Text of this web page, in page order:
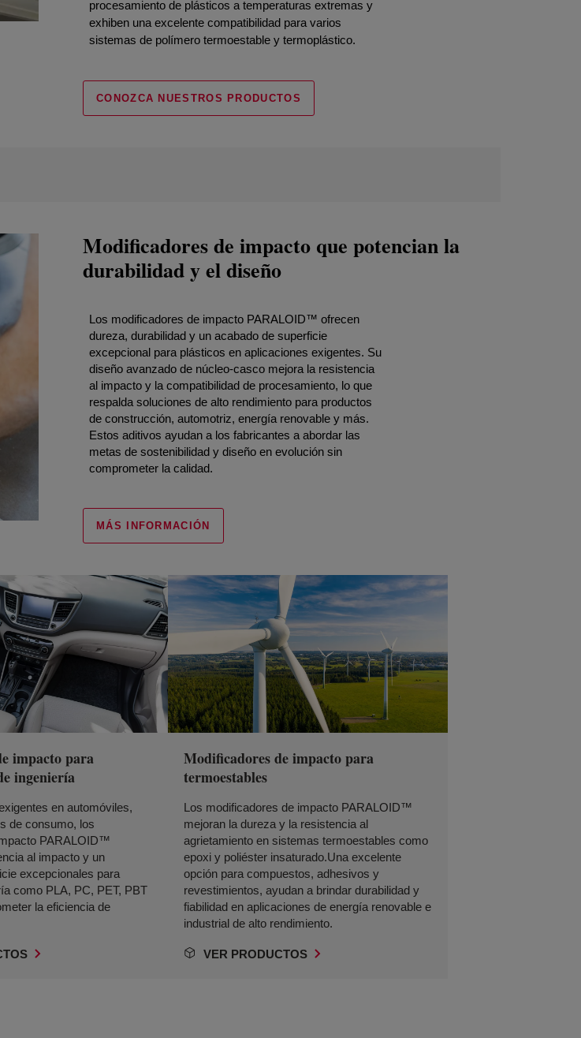
procesamiento de plásticos a temperaturas extremas y
exhiben una excelente compatibilidad para varios
sistemas de polímero termoestable y termoplástico.
CONOZCA NUESTROS PRODUCTOS
Modificadores de impacto que potencian la
durabilidad y el diseño
Los modificadores de impacto PARALOID™ ofrecen
dureza, durabilidad y un acabado de superficie
excepcional para plásticos en aplicaciones exigentes. Su
diseño avanzado de núcleo-casco mejora la resistencia
al impacto y la compatibilidad de procesamiento, lo que
respalda soluciones de alto rendimiento para productos
de construcción, automotriz, energía renovable y más.
Estos aditivos ayudan a los fabricantes a abordar las
metas de sostenibilidad y diseño en evolución sin
comprometer la calidad.
MÁS INFORMACIÓN
impacto para
ingeniería
en automóviles,
de consumo, los
PARALOID™
al impacto y un
excepcionales para
como PLA, PC, PET, PBT
la eficiencia de
Modificadores de impacto para
termoestables
Los modificadores de impacto PARALOID™
mejoran la dureza y la resistencia al
agrietamiento en sistemas termoestables como
epoxi y poliéster insaturado.Una excelente
opción para compuestos, adhesivos y
revestimientos, ayudan a brindar durabilidad y
fiabilidad en aplicaciones de energía renovable e
industrial de alto rendimiento.
VER PRODUCTOS